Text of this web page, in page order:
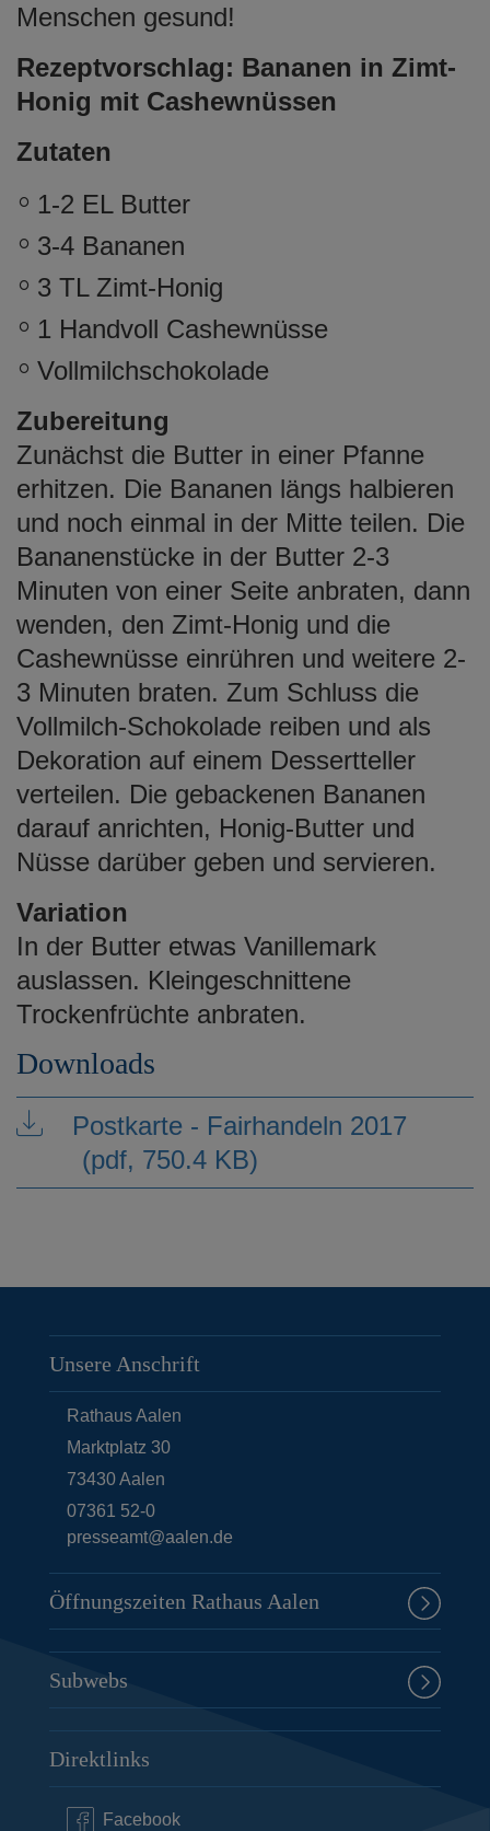
Menschen gesund!
Rezeptvorschlag: Bananen in Zimt-
Honig mit Cashewnüssen
Zutaten
1-2 EL Butter
3-4 Bananen
3 TL Zimt-Honig
1 Handvoll Cashewnüsse
Vollmilchschokolade
Zubereitung
Zunächst die Butter in einer Pfanne
erhitzen. Die Bananen längs halbieren
und noch einmal in der Mitte teilen. Die
Bananenstücke in der Butter 2-3
Minuten von einer Seite anbraten, dann
wenden, den Zimt-Honig und die
Cashewnüsse einrühren und weitere 2-
3 Minuten braten. Zum Schluss die
Vollmilch-Schokolade reiben und als
Dekoration auf einem Dessertteller
verteilen. Die gebackenen Bananen
darauf anrichten, Honig-Butter und
Nüsse darüber geben und servieren.
Variation
In der Butter etwas Vanillemark
auslassen. Kleingeschnittene
Trockenfrüchte anbraten.
Downloads
Postkarte - Fairhandeln 2017
(pdf, 750.4 KB)
Unsere Anschrift
Rathaus Aalen
Marktplatz 30
73430Aalen
07361 52-0
presseamt@aalen.de
Öffnungszeiten Rathaus Aalen
Subwebs
Direktlinks
Facebook